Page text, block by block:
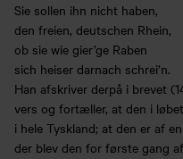
Sie sollen ihn nicht haben,
den freien, deutschen Rhein,
ob sie wie gier’ge Raben
sich heiser darnach schrei’n.
Han afskriver derpå i brevet
vers og fortæller, at den i
i hele Tyskland; at den er af
der blev den for første gang